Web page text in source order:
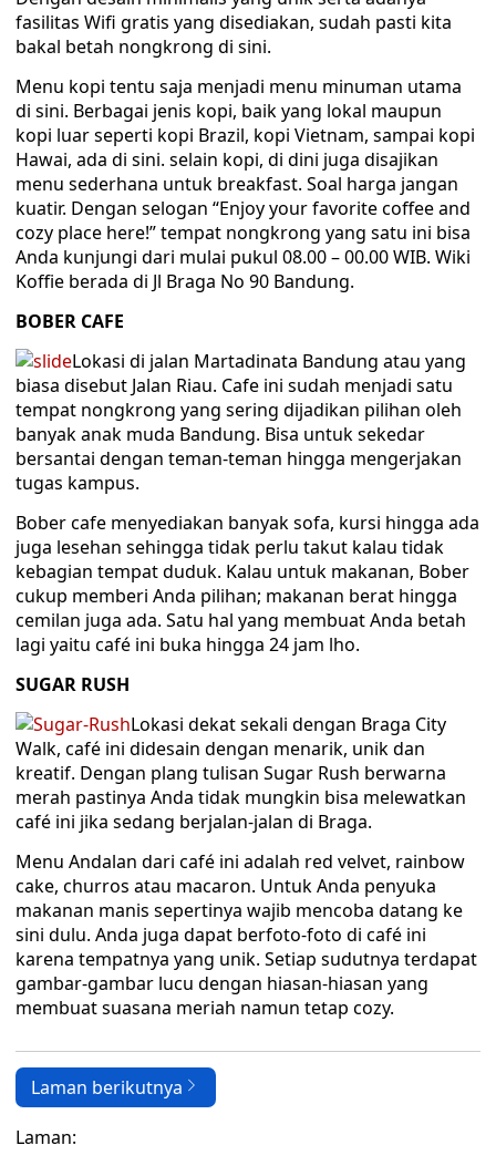
fasilitas Wifi gratis yang disediakan, sudah pasti kita
bakal betah nongkrong di sini.
Menu kopi tentu saja menjadi menu minuman utama
di sini. Berbagai jenis kopi, baik yang lokal maupun
kopi luar seperti kopi Brazil, kopi Vietnam, sampai kopi
Hawai, ada di sini. selain kopi, di dini juga disajikan
menu sederhana untuk breakfast. Soal harga jangan
kuatir. Dengan selogan “Enjoy your favorite coffee and
cozy place here!” tempat nongkrong yang satu ini bisa
Anda kunjungi dari mulai pukul 08.00 – 00.00 WIB. Wiki
Koffie berada di Jl Braga No 90 Bandung.
BOBER CAFE
Lokasi di jalan Martadinata Bandung atau yang
biasa disebut Jalan Riau. Cafe ini sudah menjadi satu
tempat nongkrong yang sering dijadikan pilihan oleh
banyak anak muda Bandung. Bisa untuk sekedar
bersantai dengan teman-teman hingga mengerjakan
tugas kampus.
Bober cafe menyediakan banyak sofa, kursi hingga ada
juga lesehan sehingga tidak perlu takut kalau tidak
kebagian tempat duduk. Kalau untuk makanan, Bober
cukup memberi Anda pilihan; makanan berat hingga
cemilan juga ada. Satu hal yang membuat Anda betah
lagi yaitu café ini buka hingga 24 jam lho.
SUGAR RUSH
Lokasi dekat sekali dengan Braga City
Walk, café ini didesain dengan menarik, unik dan
kreatif. Dengan plang tulisan Sugar Rush berwarna
merah pastinya Anda tidak mungkin bisa melewatkan
café ini jika sedang berjalan-jalan di Braga.
Menu Andalan dari café ini adalah red velvet, rainbow
cake, churros atau macaron. Untuk Anda penyuka
makanan manis sepertinya wajib mencoba datang ke
sini dulu. Anda juga dapat berfoto-foto di café ini
karena tempatnya yang unik. Setiap sudutnya terdapat
gambar-gambar lucu dengan hiasan-hiasan yang
membuat suasana meriah namun tetap cozy.
Laman berikutnya
Laman: